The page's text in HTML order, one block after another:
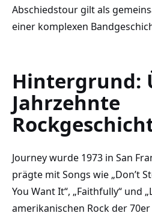
Abschiedstour gilt als
einer komplexen
Hintergrund:
Jahrzehnte
Journey wurde 1973 in San
prägte mit Songs wie „Don’t
You Want It“, „Faithfully“ und
amerikanischen Rock der